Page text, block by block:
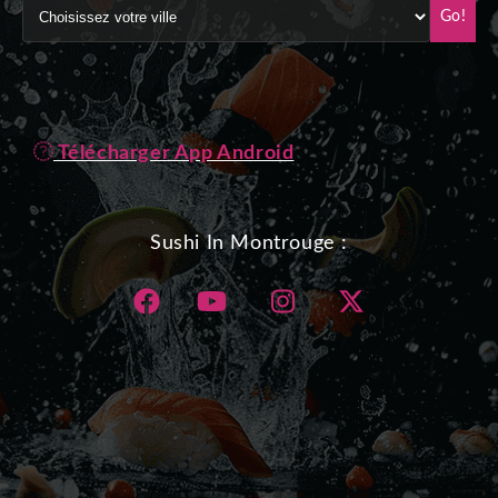
Go!
Télécharger App Android
Sushi In Montrouge :